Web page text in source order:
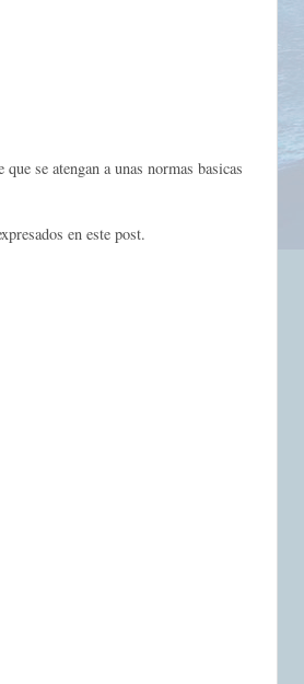
se atengan a unas normas basicas
en este post.